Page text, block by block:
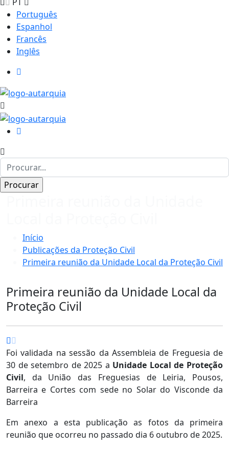
PT
Português
Espanhol
Francês
Inglês
Início
Publicações da Proteção Civil
Primeira reunião da Unidade Local da Proteção Civil
Primeira reunião da Unidade Local da
Proteção Civil
Foi validada na sessão da Assembleia de Freguesia de
30 de setembro de 2025 a Unidade Local de Proteção
Civil, da União das Freguesias de Leiria, Pousos,
Barreira e Cortes com sede no Solar do Visconde da
Barreira
Em anexo a esta publicação as fotos da primeira
reunião que ocorreu no passado dia 6 outubro de 2025.